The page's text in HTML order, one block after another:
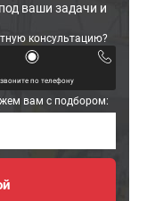
под ваши задачи и
консультацию?
по телефону
вам с подбором: